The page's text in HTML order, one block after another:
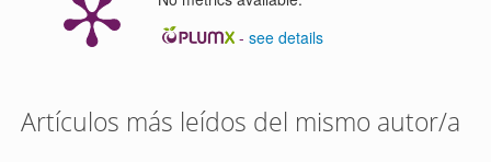
-see details
Artículos más leídos del mismo autor/a